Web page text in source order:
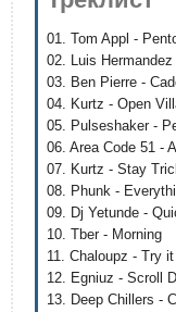
01. Tom Appl -
02. Luis
03. Ben Pierre -
04. Kurtz - Open
05. Pulseshaker -
06. Area Code 51 -
07. Kurtz - Stay
08. Phunk -
09. Dj Yetunde -
10. Tber - Morning
11. Chaloupz - Try
12. Egniuz - Scroll
13. Deep Chillers -